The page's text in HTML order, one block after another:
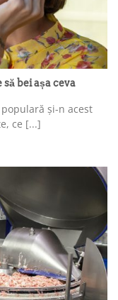
bei așa ceva
și-n acest
ce [...]